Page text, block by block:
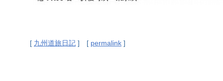
[ 九州道旅日記 ] [ permalink ]